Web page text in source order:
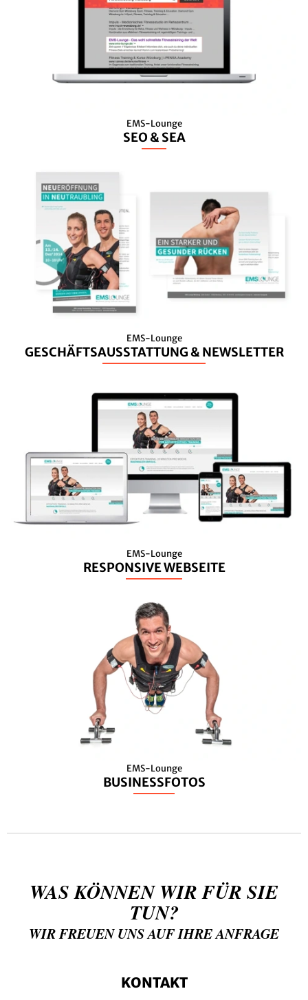
EMS-Lounge
SEO & SEA
EMS-Lounge
GESCHÄFTSAUSSTATTUNG & NEWSLETTER
EMS-Lounge
RESPONSIVE WEBSEITE
EMS-Lounge
BUSINESSFOTOS
WAS KÖNNEN WIR FÜR SIE
TUN?
WIR FREUEN UNS AUF IHRE ANFRAGE
KONTAKT